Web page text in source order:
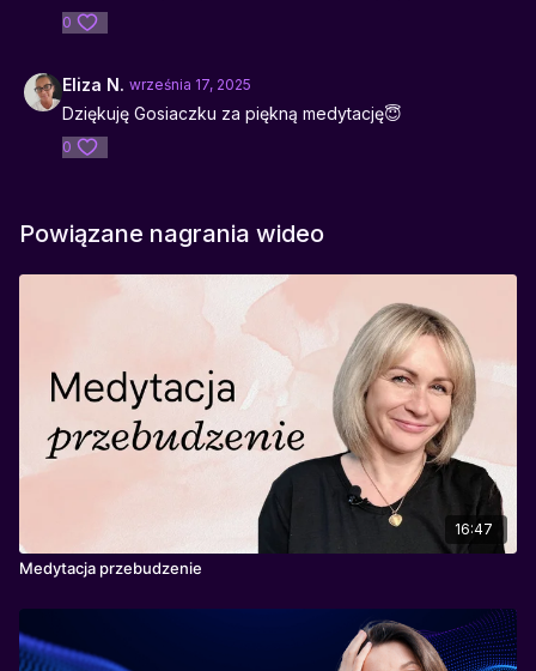
0
Eliza N. września 17, 2025
Dziękuję Gosiaczku za piękną medytację😇
0
Powiązane nagrania wideo
16:47
Medytacja przebudzenie